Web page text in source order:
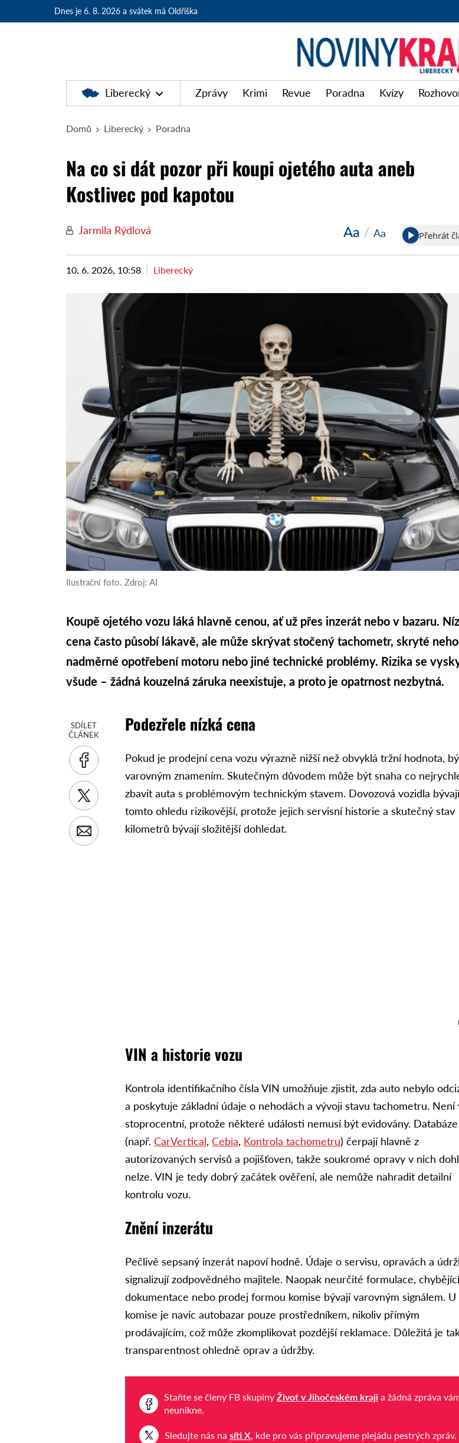
Dnes je 6. 8. 2026 a svátek má Oldřiška
Liberecký Zprávy Krimi Revue Poradna Kvízy
Domů Liberecký Poradna
Na co si dát pozor při koupi ojetého auta aneb
Kostlivec pod kapotou
Jarmila Rýdlová Aa / Aa Přehrát
10. 6. 2026, 10:58 Liberecký
Ilustrační foto. Zdroj: AI
Koupě ojetého vozu láká hlavně cenou, ať už přes inzerát nebo v bazaru.
cena často působí lákavě, ale může skrývat stočený tachometr, skryté
nadměrné opotřebení motoru nebo jiné technické problémy. Rizika se
všude – žádná kouzelná záruka neexistuje, a proto je opatrnost nezbytná.
SDÍLET
ČLÁNEK
Podezřele nízká cena
Pokud je prodejní cena vozu výrazně nižší než obvyklá tržní hodnota,
varovným znamením. Skutečným důvodem může být snaha co
zbavit auta s problémovým technickým stavem. Dovozová vozidla
tomto ohledu rizikovější, protože jejich servisní historie a skutečný stav
kilometrů bývají složitější dohledat.
VIN a historie vozu
Kontrola identifikačního čísla VIN umožňuje zjistit, zda auto nebylo
a poskytuje základní údaje o nehodách a vývoji stavu tachometru. Není
stoprocentní, protože některé události nemusí být evidovány. Databáze
(např.CarVertical,Cebia, Kontrola tachometru) čerpají hlavně z
autorizovaných servisů a pojišťoven, takže soukromé opravy v nich
nelze. VIN je tedy dobrý začátek ověření, ale nemůže nahradit detailní
kontrolu vozu.
Znění inzerátu
Pečlivě sepsaný inzerát napoví hodně. Údaje o servisu, opravách a
signalizují zodpovědného majitele. Naopak neurčité formulace,
dokumentace nebo prodej formou komise bývají varovným signálem. U
komise je navíc autobazar pouze prostředníkem, nikoliv přímým
prodávajícím, což může zkomplikovat pozdější reklamace. Důležitá je
transparentnost ohledně oprav a údržby.
Staňte se členy FB skupinyŽivot v Jihočeském kraji a žádná zpráva
neunikne.
Sledujte nás nasíti X, kde pro vás připravujeme plejádu pestrých zpráv.